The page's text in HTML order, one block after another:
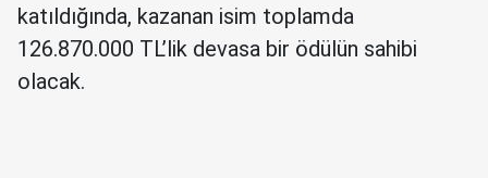
katıldığında, kazanan isim toplamda
126.870.000 TL’lik devasa bir ödülün sahibi
olacak.